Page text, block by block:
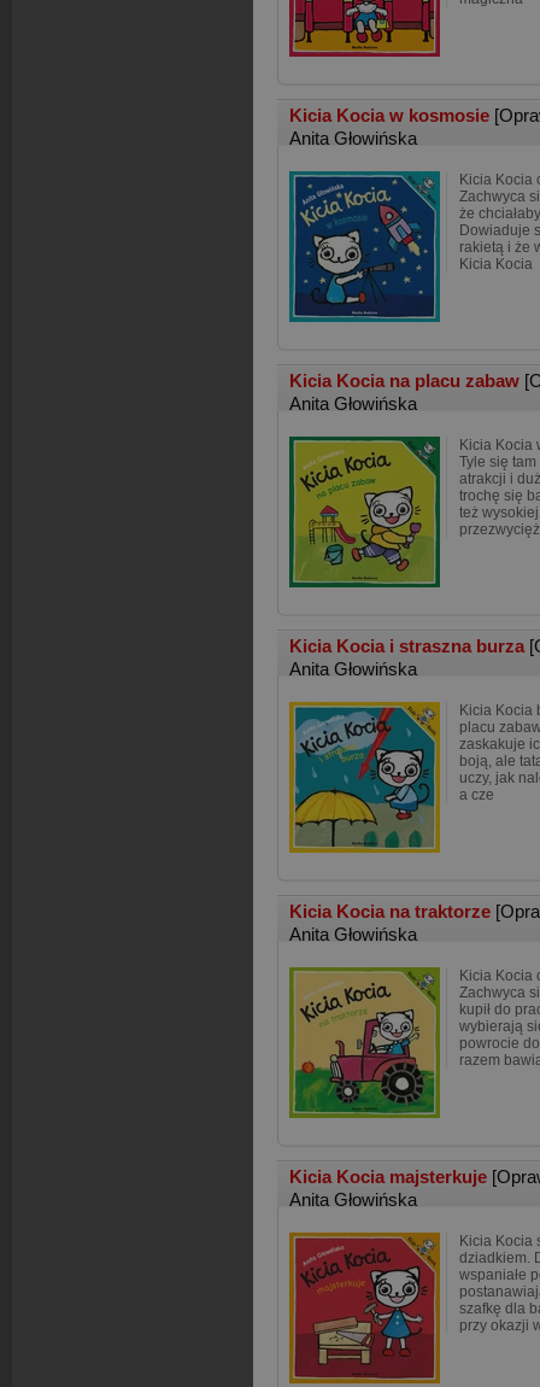
Kicia Kocia w kosmosie
Anita Głowińska
Kicia Kocia
Zachwyca
że
Dowiaduje
rakietą i że
Kicia Kocia
Kicia Kocia na placu zabaw
Anita Głowińska
Kicia Kocia
Tyle się
atrakcji i
trochę się
też
Kicia Kocia i straszna burza
Anita Głowińska
Kicia Kocia
placu
zaskakuje
boją, ale
uczy, jak
a cze
Kicia Kocia na traktorze
Anita Głowińska
Kicia Kocia
Zachwyca
kupił do
wybierają
powrocie
razem
Kicia Kocia majsterkuje
Anita Głowińska
Kicia Kocia
dziadkiem.
wspaniałe
szafkę dla
przy okazji